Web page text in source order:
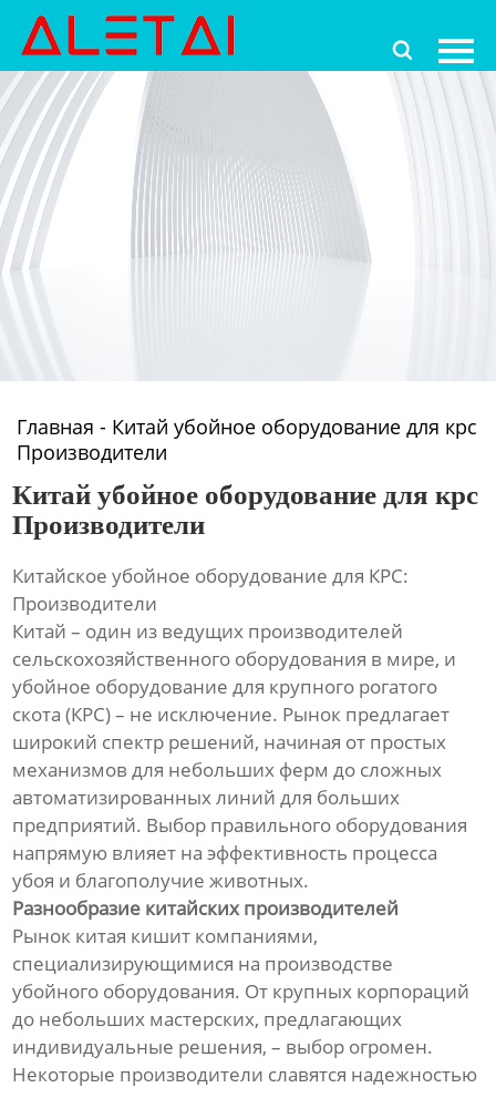

Главная
Продукция
Новости
О Hас
Контакты
Главная - Китай убойное оборудование для крс
Производители
Китай убойное оборудование для крс
Производители
Китайское убойное оборудование для КРС:
Производители
Китай – один из ведущих производителей
сельскохозяйственного оборудования в мире, и
убойное оборудование для крупного рогатого
скота (КРС) – не исключение. Рынок предлагает
широкий спектр решений, начиная от простых
механизмов для небольших ферм до сложных
автоматизированных линий для больших
предприятий. Выбор правильного оборудования
напрямую влияет на эффективность процесса
убоя и благополучие животных.
Разнообразие китайских производителей
Рынок китая кишит компаниями,
специализирующимися на производстве
убойного оборудования. От крупных корпораций
до небольших мастерских, предлагающих
индивидуальные решения, – выбор огромен.
Некоторые производители славятся надежностью